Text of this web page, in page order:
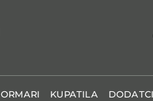
ORMARI KUPATILA DODATCI